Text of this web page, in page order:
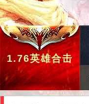
1.76英雄合击